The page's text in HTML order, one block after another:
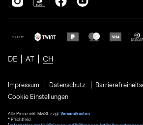
DE AT CH
Impressum Datenschutz
Cookie Einstellungen
Alle Preise inkl. MwSt. zzgl. Versandkosten
* Pflichtfeld
1